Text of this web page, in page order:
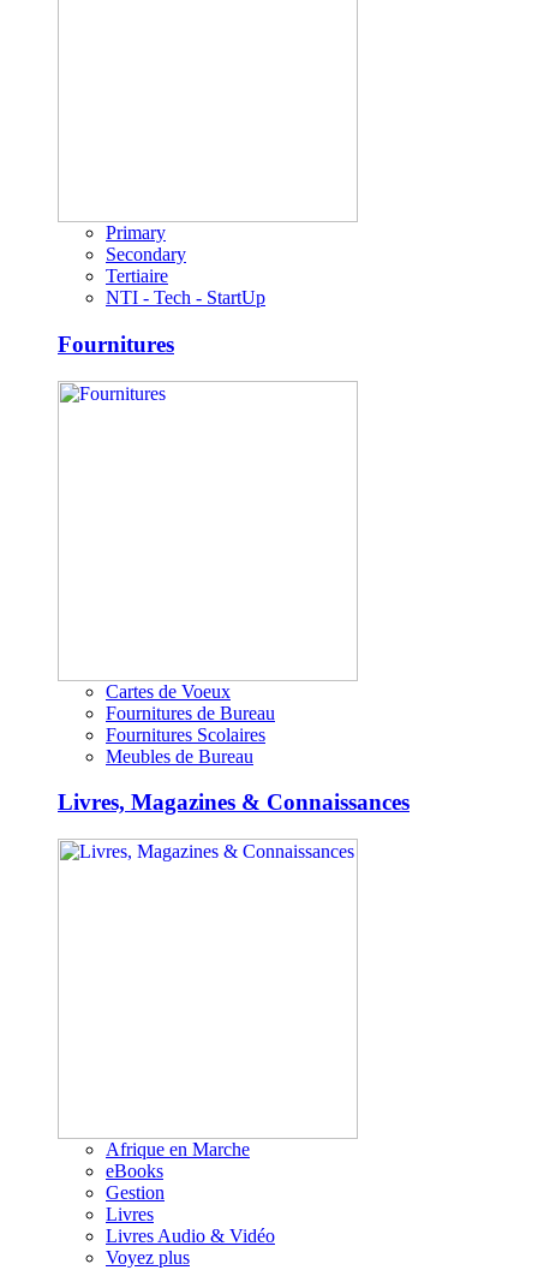
Primary
Secondary
Tertiaire
NTI - Tech - StartUp
Fournitures
Cartes de Voeux
Fournitures de Bureau
Fournitures Scolaires
Meubles de Bureau
Livres, Magazines & Connaissances
Afrique en Marche
eBooks
Gestion
Livres
Livres Audio & Vidéo
Voyez plus